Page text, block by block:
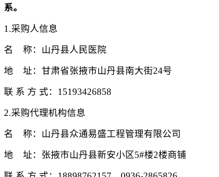
系。
1.采购人信息
名 称：山丹县人民医院
地 址：甘肃省张掖市山丹县南大街24号
联 系 方 式： 15193426858
2.采购代理机构信息
名 称：山丹县众通易盛工程管理有限公司
地 址：张掖市山丹县新安小区5#楼2楼商铺